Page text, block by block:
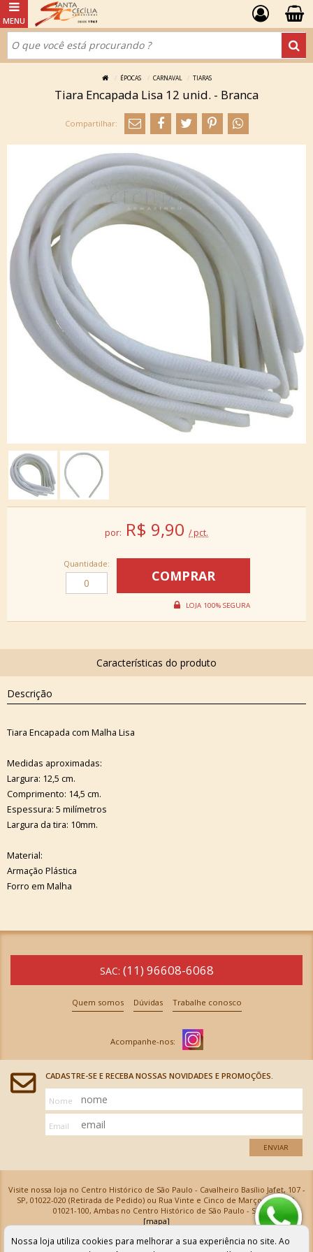
ÉPOCAS CARNAVAL TIARAS
Tiara Encapada Lisa 12 unid. - Branca
por: R$ 9,90 / pct.
Quantidade:
Descrição
Tiara Encapada com Malha Lisa
Medidas aproximadas:
Largura: 12,5 cm.
Comprimento: 14,5 cm.
Espessura: 5 milímetros
Largura da tira: 10mm.
Material:
Armação Plástica
Forro em Malha
SAC: (11) 96608-6068
Quem somos Dúvidas Trabalhe conosco
CADASTRE-SE E RECEBA NOSSAS NOVIDADES E PROMOÇÕES.
Nome
Email
ENVIAR
Visite nossa loja no Centro Histórico de São Paulo - Cavalheiro Basílio Jafet, 107 -
SP, 01022-020 (Retirada de Pedido) ou Rua Vinte e Cinco de Março, 576 - SP,
01021-100, Ambas no Centro Histórico de São Paulo - SP
[mapa]
Armarinhos Santa Cecília Ltda | CNPJ: 61.069.639/0001-18
Os preços e as condições de pagamento apresentadas na loja virtual não valem para nossa loja física e
Nossa loja utiliza cookies para melhorar a sua experiência no site. Ao